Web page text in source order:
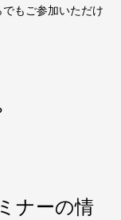
もご参加いただけ
ナーの情